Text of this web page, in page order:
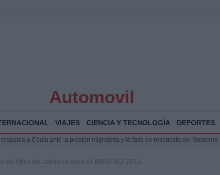
Automovil
VIAJES CIENCIA Y TECNOLOGÍA DEPORTES
a Ceuta ante la presión migratoria y la falta de respuesta del Gobierno
reportear y construir una crónica con escenas y voces
de fibra de carbono para el BMW M3 2011